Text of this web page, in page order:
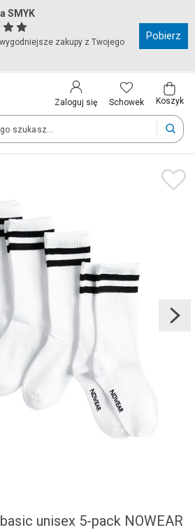
SMYK
zakupy z Twojego
Pobierz
Zaloguj się Schowek Koszyk
Kraj i język
na teren wybranego kraju.
produktów może zostać usunięta z
Zapisz
unisex 5-pack NOWEAR